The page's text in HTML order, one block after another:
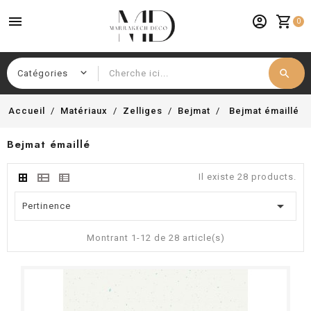
menu shopping_cart 0
account_circle
search
Accueil Matériaux Zelliges Bejmat Bejmat émaillé
Bejmat émaillé
Il existe 28 products.
Pertinence 
Montrant 1-12 de 28 article(s)